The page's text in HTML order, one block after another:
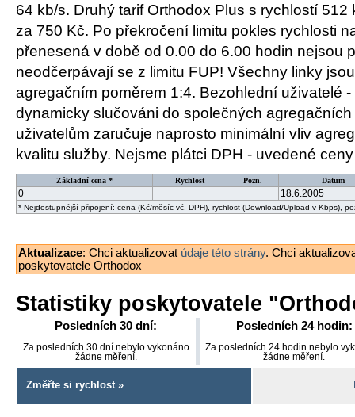
64 kb/s. Druhý tarif Orthodox Plus s rychlostí 512
za 750 Kč. Po překročení limitu pokles rychlosti
přenesená v době od 0.00 do 6.00 hodin nejsou
neodčerpávají se z limitu FUP! Všechny linky
agregačním poměrem 1:4. Bezohlední uživatelé
dynamicky slučováni do společných
uživatelům zaručuje naprosto minimální vliv
kvalitu služby. Nejsme plátci DPH - uvedené
Základní cena * Rychlost Pozn. Datum
0 18.6.2005
* Nejdostupnější připojení: cena (Kč/měsíc vč. DPH), rychlost (Download/Upload v Kbps),
Aktualizace: Chci aktualizovat údaje této strány. Chci
poskytovatele Orthodox
Statistiky poskytovatele "
Posledních 30 dní:
Za posledních 30 dní nebylo vykonáno
žádne měření.
Posledních 24 hodin:
Za posledních 24 hodin nebylo
žádne měření.
Změřte si rychlost »